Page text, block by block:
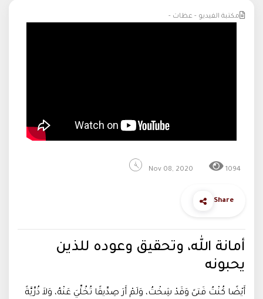
مكتبة الفيديو - عظات -
Nov 08, 2020 1094
Share
أمانة الله، وتحقيق وعوده للذين
يحبونه
أَيْضًا كُنْتُ فَتىً وَقَدْ شِخْتُ، وَلَمْ أَرَ صِدِّيقًا تُخُلِّيَ عَنْهُ، وَلاَ ذُرِّيَّةً